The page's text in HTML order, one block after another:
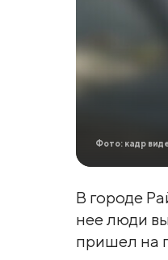
Фото: кадр
В городе
нее люди
пришел на